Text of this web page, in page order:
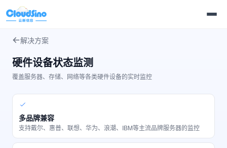
解决方案
硬件设备状态监测
覆盖服务器、存储、网络等各类硬件设备的实时监控
多品牌兼容
支持戴尔、惠普、联想、华为、浪潮、IBM等主流品牌服务器的监控